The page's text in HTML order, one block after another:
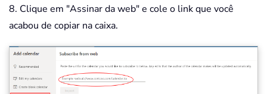
8. Clique em "Assinar da web" e cole o link que você
acabou de copiar na caixa.